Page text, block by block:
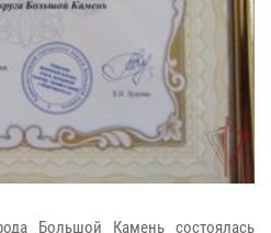
Большой Камень состоялась